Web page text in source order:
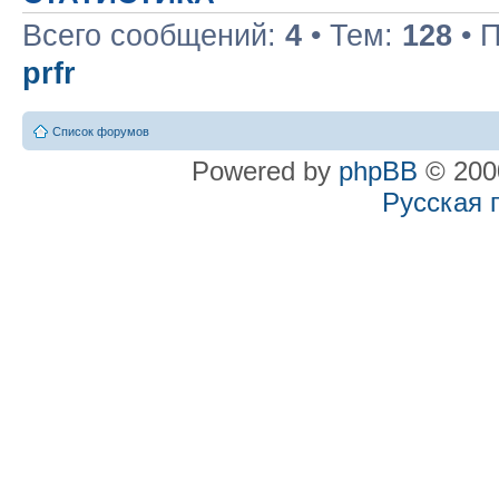
Всего сообщений: 4 • Тем: 128 •
prfr
Список форумов
Powered by phpBB ©
Русская